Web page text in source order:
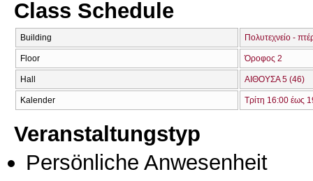
Class Schedule
Building Πολυτεχνείο -
Floor Όροφος 2
Hall ΑΙΘΟΥΣΑ 5 (46)
Kalender Τρίτη 16:00 έως
Veranstaltungstyp
Persönliche Anwesenheit